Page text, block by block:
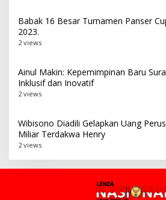
Babak 16 Besar Turnamen Panser
2023.
2 views
Ainul Makin: Kepemimpinan Baru
Inklusif dan Inovatif
2 views
Wibisono Diadili Gelapkan Uang
Miliar Terdakwa Henry
2 views